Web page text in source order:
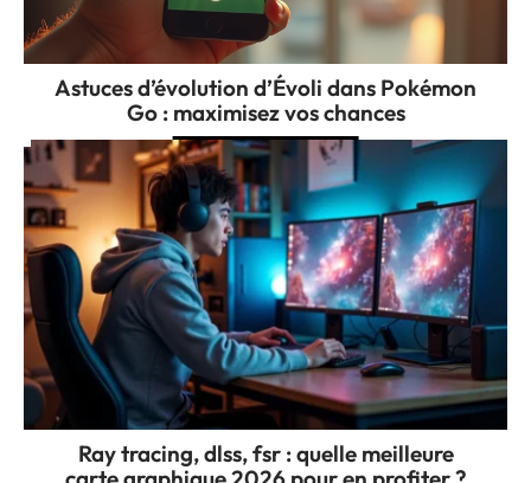
Astuces d’évolution d’Évoli dans Pokémon
Go : maximisez vos chances
Ray tracing, dlss, fsr : quelle meilleure